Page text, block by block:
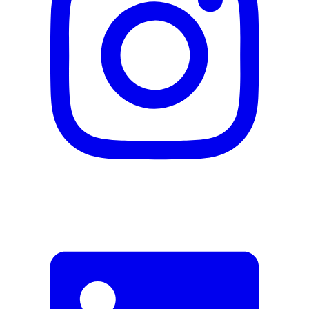
Description
Adresse e-mail (facultatif)
Fermer le formulaire
Signaler des données erronées